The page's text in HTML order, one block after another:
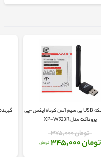
کارت شبکه USB بی سیم آنتن کوتاه ایکس-پی
پروداکت مدل XP-W923R
تومان 375,000
تومان 345,000 تومان